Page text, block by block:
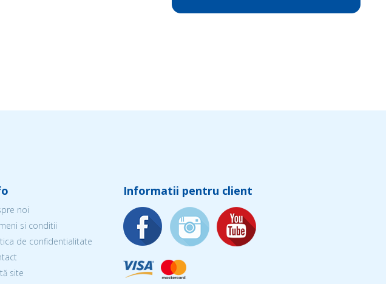
noi
si conditii
de confidentialitate
site
Informatii pentru client